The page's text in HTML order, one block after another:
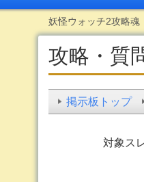
妖怪ウォッチ2攻略魂
攻略・質
掲示板トップ
対象ス